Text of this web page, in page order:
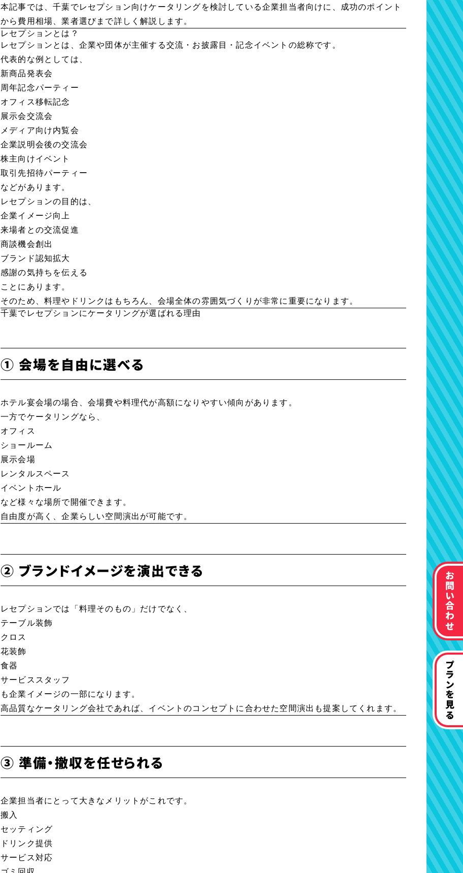
お問い合わせ
プランを見る
本記事では、千葉でレセプション向けケータリングを検討している企業担当者向けに、成功のポイント
から費用相場、業者選びまで詳しく解説します。
レセプションとは？
レセプションとは、企業や団体が主催する交流・お披露目・記念イベントの総称です。
代表的な例としては、
新商品発表会
周年記念パーティー
オフィス移転記念
展示会交流会
メディア向け内覧会
企業説明会後の交流会
株主向けイベント
取引先招待パーティー
などがあります。
レセプションの目的は、
企業イメージ向上
来場者との交流促進
商談機会創出
ブランド認知拡大
感謝の気持ちを伝える
ことにあります。
そのため、料理やドリンクはもちろん、会場全体の雰囲気づくりが非常に重要になります。
千葉でレセプションにケータリングが選ばれる理由
① 会場を自由に選べる
ホテル宴会場の場合、会場費や料理代が高額になりやすい傾向があります。
一方でケータリングなら、
オフィス
ショールーム
展示会場
レンタルスペース
イベントホール
など様々な場所で開催できます。
自由度が高く、企業らしい空間演出が可能です。
② ブランドイメージを演出できる
レセプションでは「料理そのもの」だけでなく、
テーブル装飾
クロス
花装飾
食器
サービススタッフ
も企業イメージの一部になります。
高品質なケータリング会社であれば、イベントのコンセプトに合わせた空間演出も提案してくれます。
③ 準備・撤収を任せられる
企業担当者にとって大きなメリットがこれです。
搬入
セッティング
ドリンク提供
サービス対応